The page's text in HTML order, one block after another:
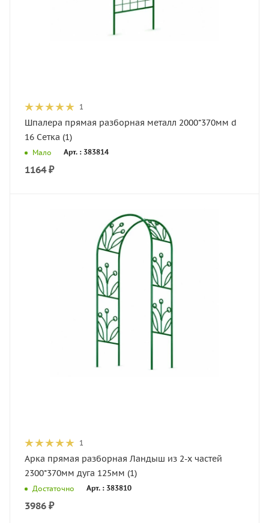
1
Шпалера прямая разборная металл 2000*370мм d
16 Сетка (1)
Мало Арт. : 383814
1164₽
1
Арка прямая разборная Ландыш из 2-х частей
2300*370мм дуга 125мм (1)
Достаточно Арт. : 383810
3986 ₽